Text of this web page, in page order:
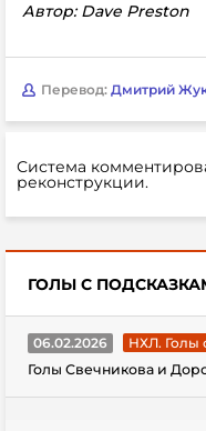
Автор: Dave Preston
Перевод: Дмитрий
Система
реконструкции.
ГОЛЫ С
06.02.2026
НХЛ. Голы
Голы Свечникова и